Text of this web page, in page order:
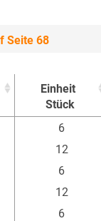
Seite 68
Einheit
Stück
Einheit
6
12
6
12
6